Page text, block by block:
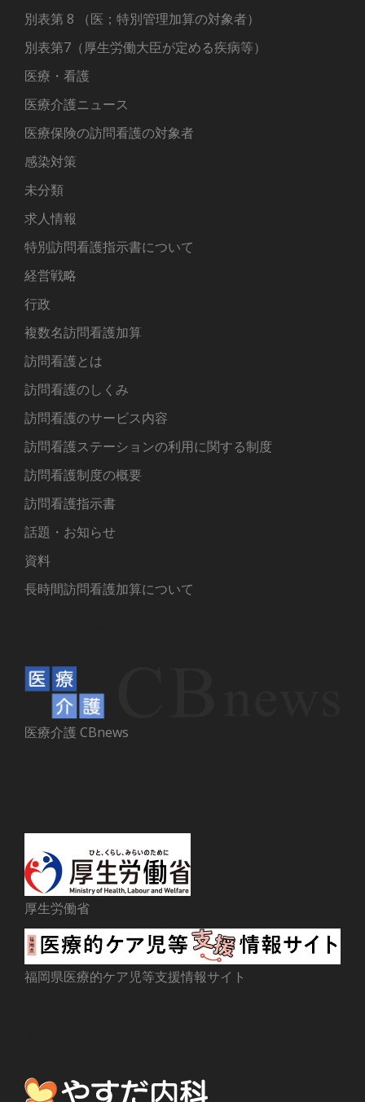
別表第 8 （医；特別管理加算の対象者）
別表第7（厚生労働大臣が定める疾病等）
医療・看護
医療介護ニュース
医療保険の訪問看護の対象者
感染対策
未分類
求人情報
特別訪問看護指示書について
経営戦略
行政
複数名訪問看護加算
訪問看護とは
訪問看護のしくみ
訪問看護のサービス内容
訪問看護ステーションの利用に関する制度
訪問看護制度の概要
訪問看護指示書
話題・お知らせ
資料
長時間訪問看護加算について
医療介護 CBnews
厚生労働省
福岡県医療的ケア児等支援情報サイト